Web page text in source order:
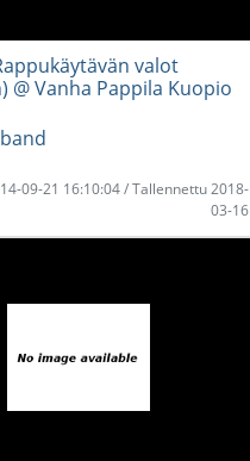
valot
@ Vanha Pappila Kuopio
09-21 16:10:04 / Tallennettu 2018-
03-16